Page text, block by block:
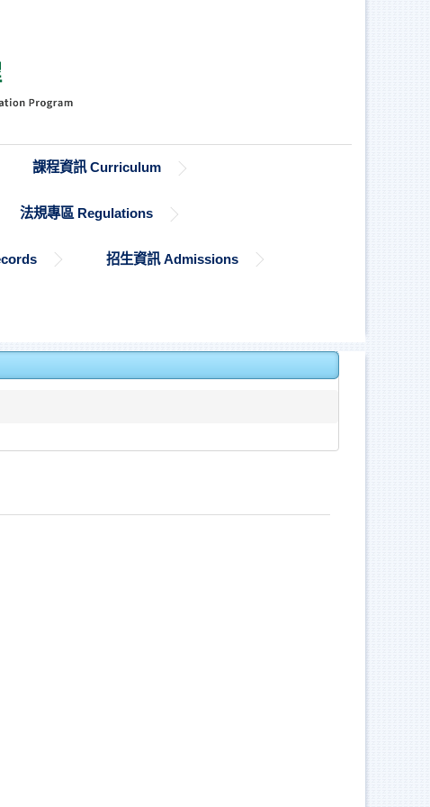
課程資訊 Curriculum
法規專區 Regulations
招生資訊 Admissions